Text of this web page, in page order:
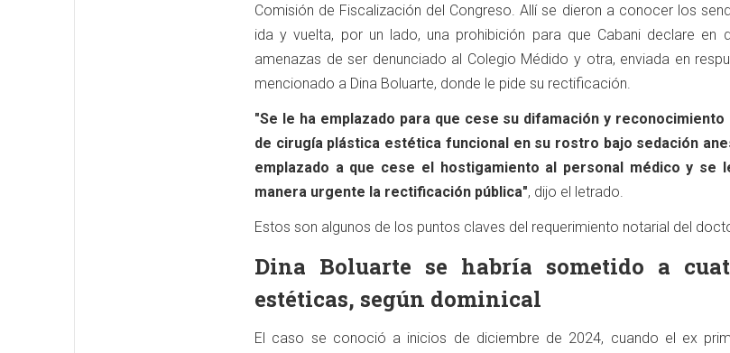
Comisión de Fiscalización del Congreso. Allí se dieron a conocer los
ida y vuelta, por un lado, una prohibición para que Cabani declare en
amenazas de ser denunciado al Colegio Médido y otra, enviada en
mencionado a Dina Boluarte, donde le pide su rectificación.
"Se le ha emplazado para que cese su difamación y
de cirugía plástica estética funcional en su rostro bajo sedación
emplazado a que cese el hostigamiento al personal médico y se
manera urgente la rectificación pública", dijo el letrado.
Estos son algunos de los puntos claves del requerimiento notarial del
Dina Boluarte se habría sometido a
estéticas, según dominical
El caso se conoció a inicios de diciembre de 2024, cuando el ex